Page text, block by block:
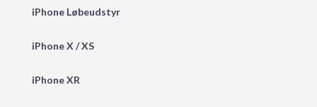
iPhone Løbeudstyr
iPhone X / XS
iPhone XR